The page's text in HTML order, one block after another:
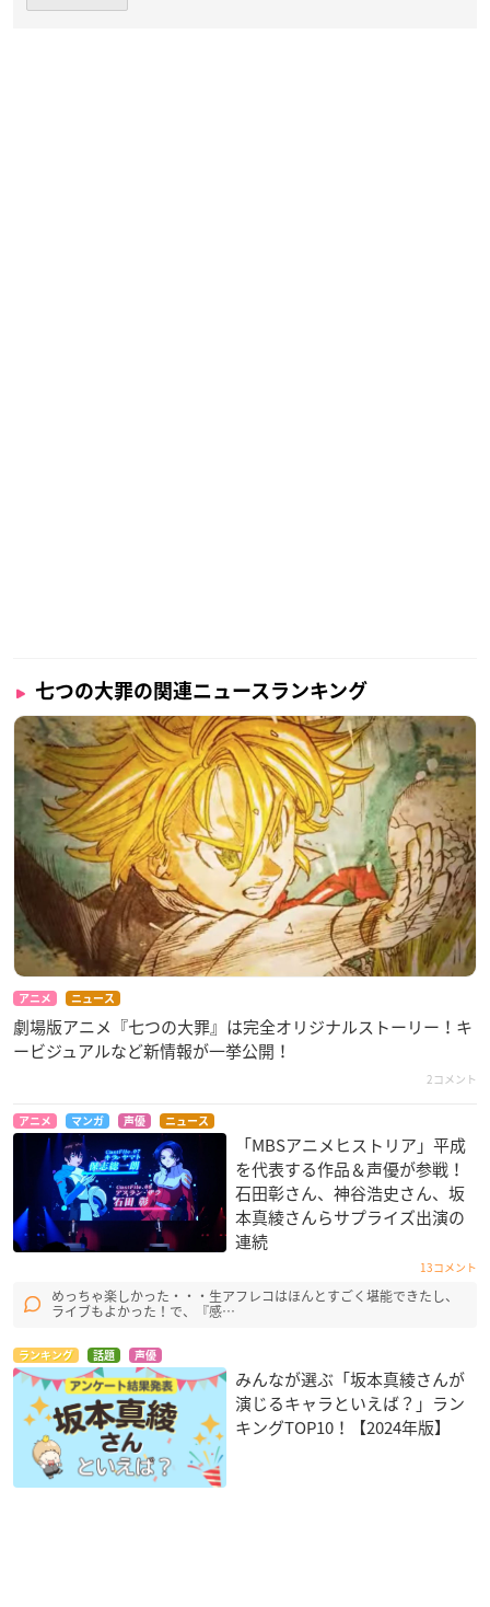
七つの大罪の関連ニュースランキング
アニメ ニュース
劇場版アニメ『七つの大罪』は完全オリジナルストーリー！キ
ービジュアルなど新情報が一挙公開！
2コメント
アニメ マンガ 声優 ニュース
「MBSアニメヒストリア」平成
を代表する作品＆声優が参戦！
石田彰さん、神谷浩史さん、坂
本真綾さんらサプライズ出演の
連続
13コメント
めっちゃ楽しかった・・・生アフレコはほんとすごく堪能できたし、
ライブもよかった！で、『感…
ランキング 話題 声優
みんなが選ぶ「坂本真綾さんが
演じるキャラといえば？」ラン
キングTOP10！【2024年版】